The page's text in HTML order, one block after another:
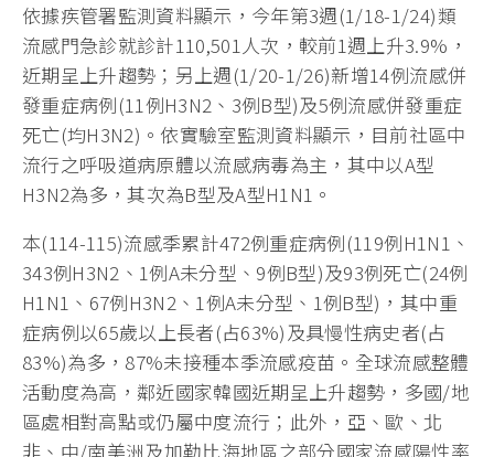
依據疾管署監測資料顯示，今年第3週(1/18-1/24)類
流感門急診就診計110,501人次，較前1週上升3.9%，
近期呈上升趨勢；另上週(1/20-1/26)新增14例流感併
發重症病例(11例H3N2、3例B型)及5例流感併發重症
死亡(均H3N2)。依實驗室監測資料顯示，目前社區中
流行之呼吸道病原體以流感病毒為主，其中以A型
H3N2為多，其次為B型及A型H1N1。
本(114-115)流感季累計472例重症病例(119例H1N1、
343例H3N2、1例A未分型、9例B型)及93例死亡(24例
H1N1、67例H3N2、1例A未分型、1例B型)，其中重
症病例以65歲以上長者(占63%)及具慢性病史者(占
83%)為多，87%未接種本季流感疫苗。全球流感整體
活動度為高，鄰近國家韓國近期呈上升趨勢，多國/地
區處相對高點或仍屬中度流行；此外，亞、歐、北
非、中/南美洲及加勒比海地區之部分國家流感陽性率